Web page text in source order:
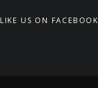
LIKE US ON FACEBOOK